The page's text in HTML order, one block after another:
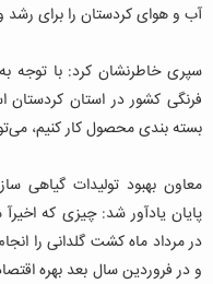
آب و هوای کردستان را برای رشد
فرنگی کشور در استان کردستان
بسته بندی محصول کار کنیم،
معاون بهبود تولیدات گیاهی
پایان یادآور شد: چیزی که
در مرداد ماه کشت گلدانی را
و در فروردین سال بعد بهره